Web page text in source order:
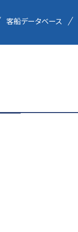
客船データベース